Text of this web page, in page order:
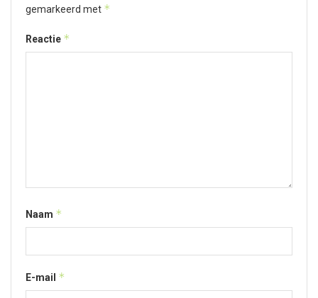
gemarkeerd met *
Reactie *
Naam *
E-mail *